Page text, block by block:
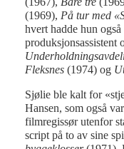
(1969), På tur med
hvert hadde hun
produksjonsassistent
Fleksnes (1974) og
Sjølie ble kalt for
Hansen, som også
filmregissør utenfor
script på to av sine